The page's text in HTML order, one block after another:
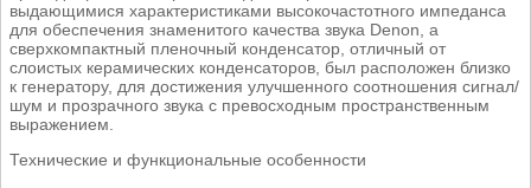
выдающимися характеристиками высокочастотного импеданса
для обеспечения знаменитого качества звука Denon, а
сверхкомпактный пленочный конденсатор, отличный от
слоистых керамических конденсаторов, был расположен близко
к генератору, для достижения улучшенного соотношения сигнал/
шум и прозрачного звука с превосходным пространственным
выражением.
Технические и функциональные особенности